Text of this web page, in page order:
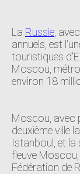
La Russie ,
annuels, est
touristiques
Moscou,
environ 18
Moscou, avec
deuxième ville
Istanboul, et la
fleuve
Fédération de